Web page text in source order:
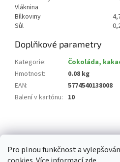
Pro plnou funkčnost a
Vláknina
Bílkoviny
Sůl
Doplňkové parametry
Kategorie:
Čokoláda,
Hmotnost:
0.08 kg
EAN:
5774540138008
Balení v kartónu: 10
á